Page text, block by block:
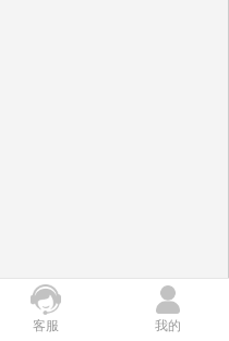
客服 我的